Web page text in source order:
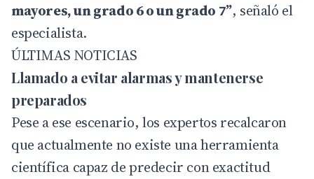
mayores, un grado 6 o un grado 7”, señaló el
especialista.
ÚLTIMAS NOTICIAS
Llamado a evitar alarmas y mantenerse
preparados
Pese a ese escenario, los expertos recalcaron
que actualmente no existe una herramienta
científica capaz de predecir con exactitud